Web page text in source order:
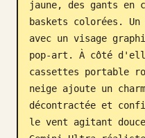
jaune, des gants en
baskets colorées.
avec un visage
pop-art. À côté
cassettes portable
neige ajoute un
décontractée et
le vent agitant